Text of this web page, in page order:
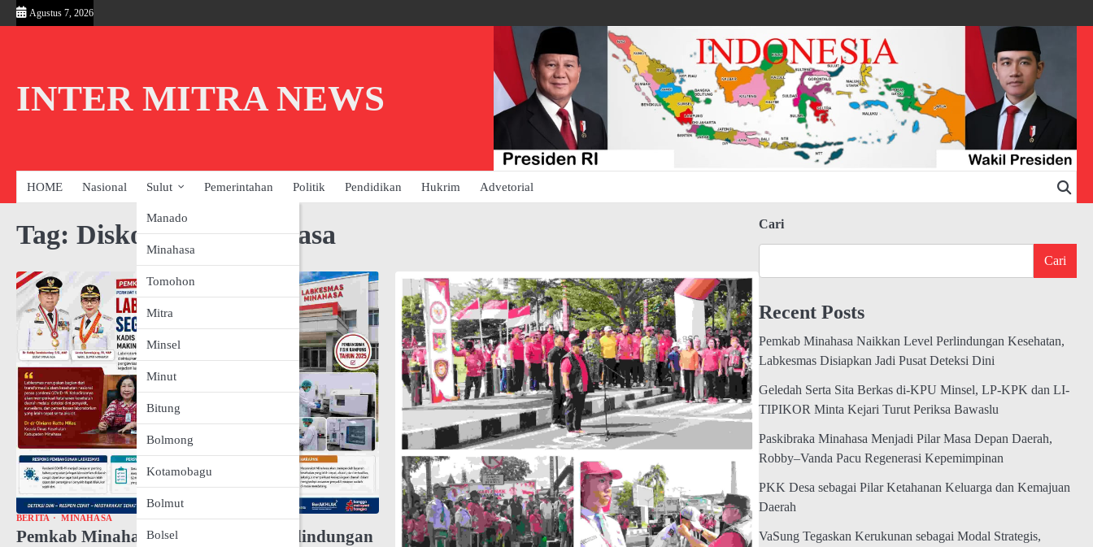
Skip
to
Agustus 7, 2026
INTER MITRA NEWS
HOME Nasional Sulut
Manado
Minahasa
Tomohon
Mitra
Minsel
Minut
Bitung
Bolmong
Kotamobagu
Bolmut
Bolsel
Pemerintahan Politik Pendidikan Hukrim Advetorial
Tag: Diskominfo Minahasa
BERITA MINAHASA
Pemkab Minahasa Naikkan Level Perlindungan
Cari
Cari
Recent Posts
Pemkab Minahasa Naikkan Level Perlindungan Kesehatan,
Labkesmas Disiapkan Jadi Pusat Deteksi Dini
Geledah Serta Sita Berkas di-KPU Minsel, LP-KPK dan LI-
TIPIKOR Minta Kejari Turut Periksa Bawaslu
Paskibraka Minahasa Menjadi Pilar Masa Depan Daerah,
Robby–Vanda Pacu Regenerasi Kepemimpinan
PKK Desa sebagai Pilar Ketahanan Keluarga dan Kemajuan
Daerah
VaSung Tegaskan Kerukunan sebagai Modal Strategis,